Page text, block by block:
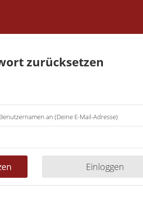
zurücksetzen
an (Deine E-Mail-Adresse)
Einloggen